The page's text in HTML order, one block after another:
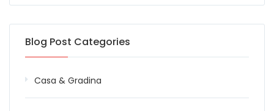
Blog Post Categories
Casa & Gradina